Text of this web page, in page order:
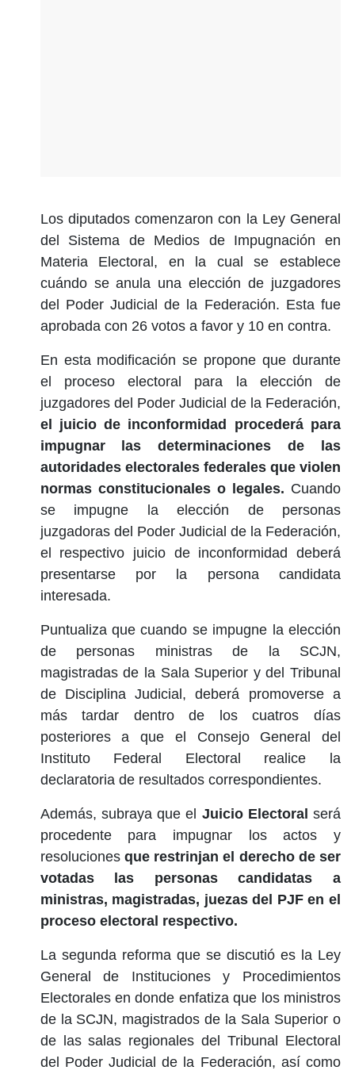
Los diputados comenzaron con la Ley General
del Sistema de Medios de Impugnación en
Materia Electoral, en la cual se establece
cuándo se anula una elección de juzgadores
del Poder Judicial de la Federación. Esta fue
aprobada con 26 votos a favor y 10 en contra.
En esta modificación se propone que durante
el proceso electoral para la elección de
juzgadores del Poder Judicial de la Federación,
el juicio de inconformidad procederá para
impugnar las determinaciones de las
autoridades electorales federales que violen
normas constitucionales o legales. Cuando
se impugne la elección de personas
juzgadoras del Poder Judicial de la Federación,
el respectivo juicio de inconformidad deberá
presentarse por la persona candidata
interesada.
Puntualiza que cuando se impugne la elección
de personas ministras de la SCJN,
magistradas de la Sala Superior y del Tribunal
de Disciplina Judicial, deberá promoverse a
más tardar dentro de los cuatros días
posteriores a que el Consejo General del
Instituto Federal Electoral realice la
declaratoria de resultados correspondientes.
Además, subraya que el Juicio Electoral será
procedente para impugnar los actos y
resoluciones que restrinjan el derecho de ser
votadas las personas candidatas a
ministras, magistradas, juezas del PJF en el
proceso electoral respectivo.
La segunda reforma que se discutió es la Ley
General de Instituciones y Procedimientos
Electorales en donde enfatiza que los ministros
de la SCJN, magistrados de la Sala Superior o
de las salas regionales del Tribunal Electoral
del Poder Judicial de la Federación, así como